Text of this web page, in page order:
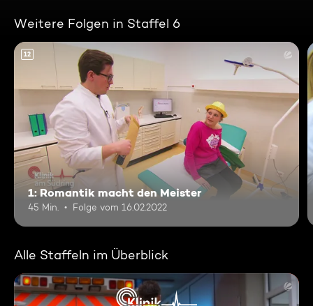
Weitere Folgen in Staffel 6
12
1: Romantik macht den Meister
45 Min. Folge vom 16.02.2022
Alle Staffeln im Überblick